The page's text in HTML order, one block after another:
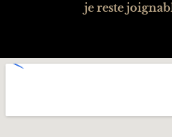
je reste